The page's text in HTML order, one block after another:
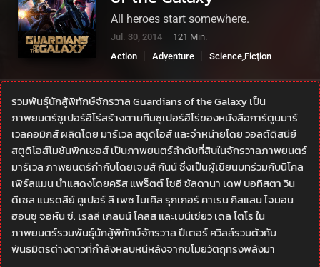
All heroes start somewhere.
Jul. 30, 2014
121 Min.
Action
Adventure
Science Fiction
รวมพันธุ์นักสู้พิทักษ์จักรวาล Guardians of the Galaxy เป็น
ภาพยนตร์ซูเปอร์ฮีโร่สร้างตามทีมซูเปอร์ฮีโร่ของหนังสือการ์ตูนมาร์
เวลคอมิกส์ ผลิตโดย มาร์เวล สตูดิโอส์ และจำหน่ายโดย วอลต์ดิสนีย์
สตูดิโอส์โมชันพิกเชอส์ เป็นภาพยนตร์ลำดับที่สิบในจักรวาลภาพยนตร์
มาร์เวล ภาพยนตร์กำกับโดยเจมส์ กันน์ ซึ่งเป็นผู้เขียนบทร่วมกับนิโคล
เพิร์ลแมน นำแสดงโดยคริส แพร็ตต์ โซอี ซัลดานา เดฟ บอทิสตา วิน
ดีเซล แบรดลีย์ คูเปอร์ ลี เพซ ไมเคิล รุกเกอร์ คาเรน กิลแลน ไจมอน
ฮอนซู จอห์น ซี. เรลลี เกลนน์ โคลส และเบนีเซียว เดล โตโร ใน
ภาพยนตร์รวมพันธุ์นักสู้พิทักษ์จักรวาล ปีเตอร์ ควิลล์รวมตัวกับ
พันธมิตรต่างดาวที่กำลังหลบหนีหลังจากขโมยวัตถุทรงพลังมา